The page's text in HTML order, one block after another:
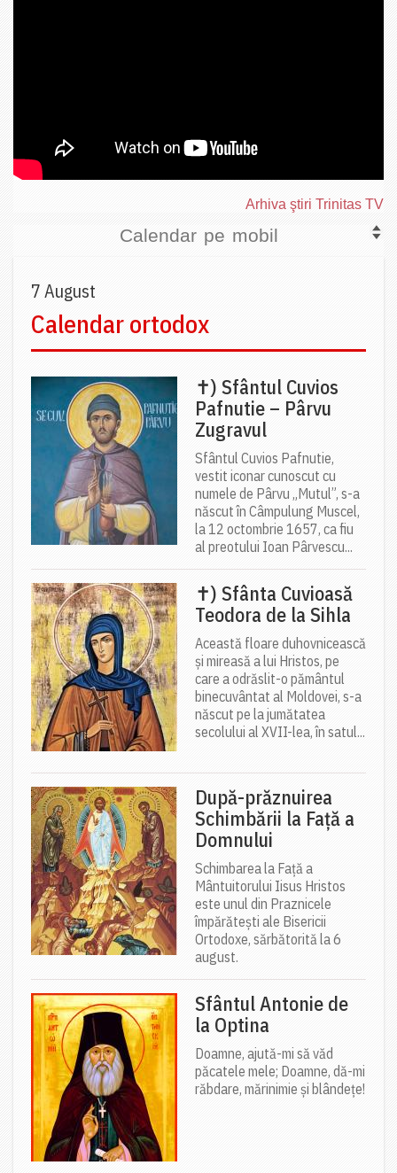
Arhiva ştiri Trinitas TV
Calendar pe mobil
7 August
Calendar ortodox
✝) Sfântul Cuvios
Pafnutie – Pârvu
Zugravul
Sfântul Cuvios Pafnutie,
vestit iconar cunoscut cu
numele de Pârvu „Mutul”, s-a
născut în Câmpulung Muscel,
la 12 octombrie 1657, ca fiu
al preotului Ioan Pârvescu...
✝) Sfânta Cuvioasă
Teodora de la Sihla
Această floare duhovnicească
și mireasă a lui Hristos, pe
care a odrăslit-o pământul
binecuvântat al Moldovei, s-a
născut pe la jumătatea
secolului al XVII-lea, în satul...
După-prăznuirea
Schimbării la Față a
Domnului
Schimbarea la Față a
Mântuitorului Iisus Hristos
este unul din Praznicele
împărătești ale Bisericii
Ortodoxe, sărbătorită la 6
august.
Sfântul Antonie de
la Optina
Doamne, ajută-mi să văd
păcatele mele; Doamne, dă-mi
răbdare, mărinimie şi blândeţe!